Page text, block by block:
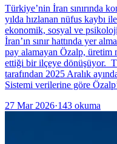
Türkiye’nin İran sınırında
yılda hızlanan nüfus kaybı
ekonomik, sosyal ve
İran’ın sınır hattında yer
pay alamayan Özalp, üretim
ettiği bir ilçeye dönüşüyor.
tarafından 2025 Aralık
Sistemi verilerine göre
27 Mar 2026·143 okuma